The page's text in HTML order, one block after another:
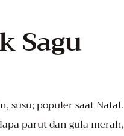
Sagu
susu; populer saat Natal.
parut dan gula merah,